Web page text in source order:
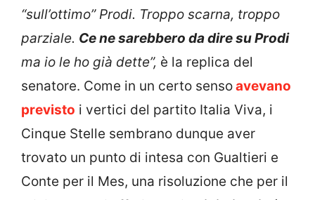
“sull’ottimo” Prodi. Troppo scarna, troppo
parziale. Ce ne sarebbero da dire su Prodi
ma io le ho già dette”, è la replica del
senatore. Come in un certo sensoavevano
previsto i vertici del partito Italia Viva, i
Cinque Stelle sembrano dunque aver
trovato un punto di intesa con Gualtieri e
Conte per il Mes, una risoluzione che per il